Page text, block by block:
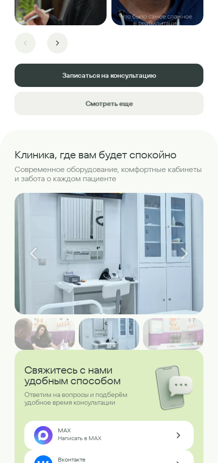
Записаться на консультацию
Смотреть еще
Клиника, где вам будет спокойно
Современное оборудование, комфортные кабинеты
и забота о каждом пациенте
Свяжитесь с нами
удобным способом
Ответим на вопросы и подберём
удобное время консультации
MAX
Написать в MAX
Вконтакте